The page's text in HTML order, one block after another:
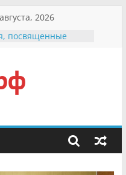
2026
посвященные
округа»
фронтовичке
в сети Интернет
«Сохраним